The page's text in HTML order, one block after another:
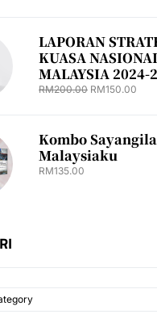
LAPORAN
KUASA
MALAYSIA 2024-
RM200.00 RM150.00
Kombo
Malaysiaku
RM135.00